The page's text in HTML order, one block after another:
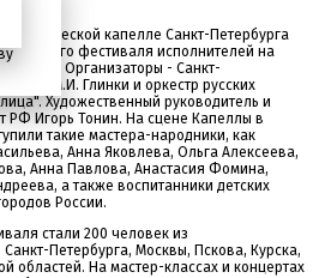
капелле Санкт-Петербурга
Открытого фестиваля исполнителей на
Организаторы - Санкт-
имени М.И. Глинки и оркестр русских
Художественный руководитель и
РФ Игорь Тонин. На сцене Капеллы в
такие мастера-народники, как
Анна Яковлева, Ольга Алексеева,
Анна Павлова, Анастасия Фомина,
а также воспитанники детских
России.
стали 200 человек из
Петербурга, Москвы, Пскова, Курска,
областей. На мастер-классах и концертах